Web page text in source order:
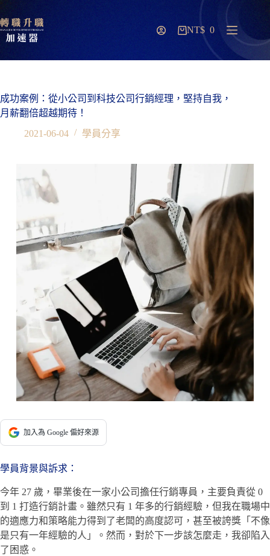
NT$ 0
成功案例：從小公司到科技公司行銷經理，堅持自我，
月薪翻倍超越期待！
2021-06-04
學員分享
加入為 Google 偏好來源
學員背景與訴求：
今年 27 歲，畢業後在一家小公司擔任行銷專員，主要負責從 0
到 1 打造行銷計畫。雖然只有 1 年多的行銷經驗，但我在職場中
的適應力和策略能力得到了老闆的高度認可，甚至被誇獎「不像
是只有一年經驗的人」。然而，對於下一步該怎麼走，我卻陷入
了困惑。